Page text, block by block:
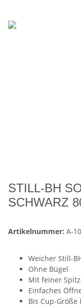
STILL-BH
SCHWARZ
Artikelnummer: A-
Weicher Still-
Ohne Bügel
Mit feiner
Einfaches
Bis Cup-Größe